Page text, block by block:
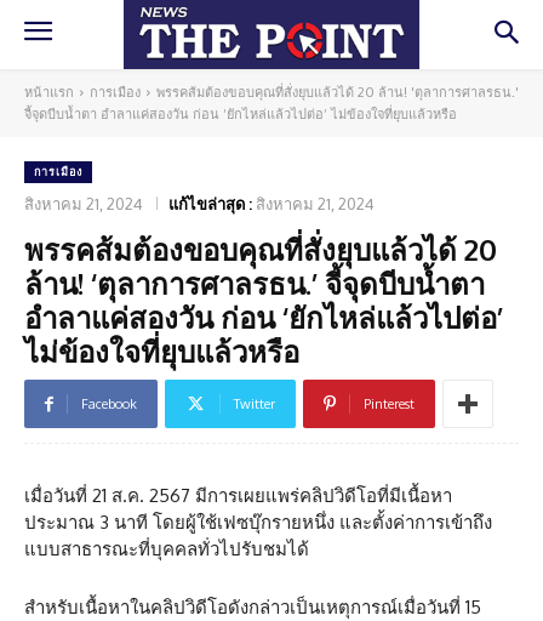
หน้าแรก การเมือง
พรรคส้มต้องขอบคุณที่สั่งยุบแล้วได้ 20 ล้าน! 'ตุลาการศาลรธน.'
จี้จุดบีบน้ำตา อำลาแค่สองวัน ก่อน ‘ยักไหล่แล้วไปต่อ’ ไม่ข้องใจที่ยุบแล้วหรือ
การเมือง
สิงหาคม 21, 2024 แก้ไขล่าสุด : สิงหาคม 21, 2024
พรรคส้มต้องขอบคุณที่สั่งยุบแล้วได้ 20
ล้าน! ‘ตุลาการศาลรธน.’ จี้จุดบีบน้ำตา
อำลาแค่สองวัน ก่อน ‘ยักไหล่แล้วไปต่อ’
ไม่ข้องใจที่ยุบแล้วหรือ
Facebook Twitter Pinterest
เมื่อวันที่ 21 ส.ค. 2567 มีการเผยแพร่คลิปวิดีโอที่มีเนื้อหา
ประมาณ 3 นาที โดยผู้ใช้เฟซบุ๊กรายหนึ่ง และตั้งค่าการเข้าถึง
แบบสาธารณะที่บุคคลทั่วไปรับชมได้
สำหรับเนื้อหาในคลิปวิดีโอดังกล่าวเป็นเหตุการณ์เมื่อวันที่ 15